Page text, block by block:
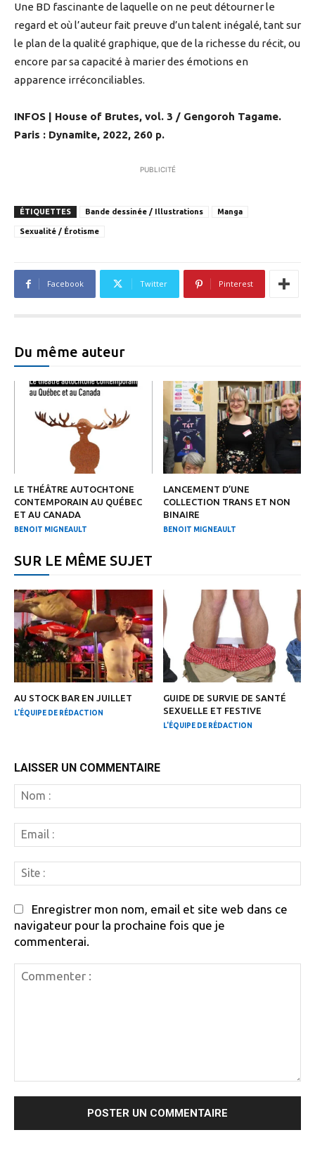
Une BD fascinante de laquelle on ne peut détourner le
regard et où l’auteur fait preuve d’un talent inégalé, tant sur
le plan de la qualité graphique, que de la richesse du récit, ou
encore par sa capacité à marier des émotions en
apparence irréconciliables.
INFOS | House of Brutes, vol. 3 / Gengoroh Tagame.
Paris : Dynamite, 2022, 260 p.
PUBLICITÉ
ÉTIQUETTES Bande dessinée / Illustrations Manga
Sexualité / Érotisme
Facebook Twitter Pinterest
Du même auteur
LE THÉÂTRE AUTOCHTONE
CONTEMPORAIN AU QUÉBEC
ET AU CANADA
BENOIT MIGNEAULT
LANCEMENT D’UNE
COLLECTION TRANS ET NON
BINAIRE
BENOIT MIGNEAULT
SUR LE MÊME SUJET
AU STOCK BAR EN JUILLET
L'ÉQUIPE DE RÉDACTION
GUIDE DE SURVIE DE SANTÉ
SEXUELLE ET FESTIVE
L'ÉQUIPE DE RÉDACTION
LAISSER UN COMMENTAIRE
:
:
:
Enregistrer mon nom, email et site web dans ce
navigateur pour la prochaine fois que je
commenterai.